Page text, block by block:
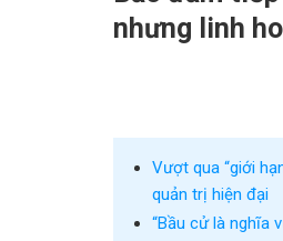
nhưng linh
Vượt qua “giới
quản trị hiện đại
“Bầu cử là nghĩa